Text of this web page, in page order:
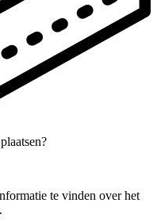
te vinden over het